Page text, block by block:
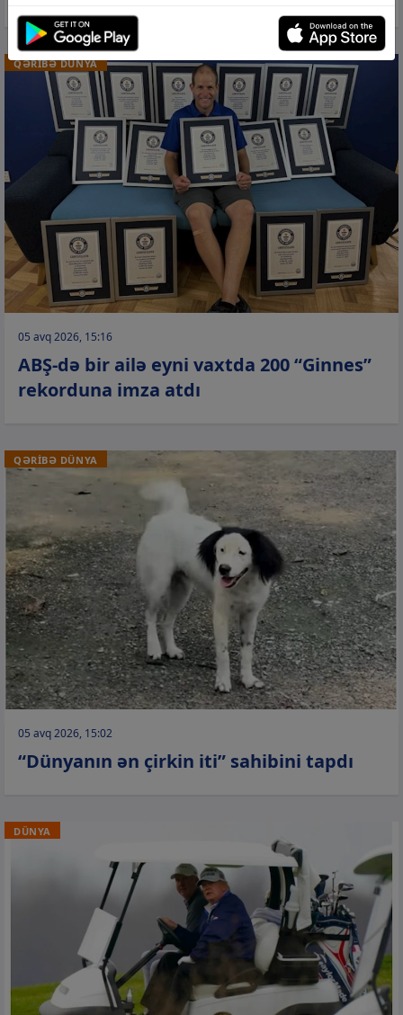
QƏRİBƏ DÜNYA
05 avq 2026, 15:16
ABŞ-də bir ailə eyni vaxtda 200 “Ginnes”
rekorduna imza atdı
QƏRİBƏ DÜNYA
05 avq 2026, 15:02
“Dünyanın ən çirkin iti” sahibini tapdı
DÜNYA